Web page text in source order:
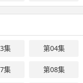
集 第04集
集 第08集